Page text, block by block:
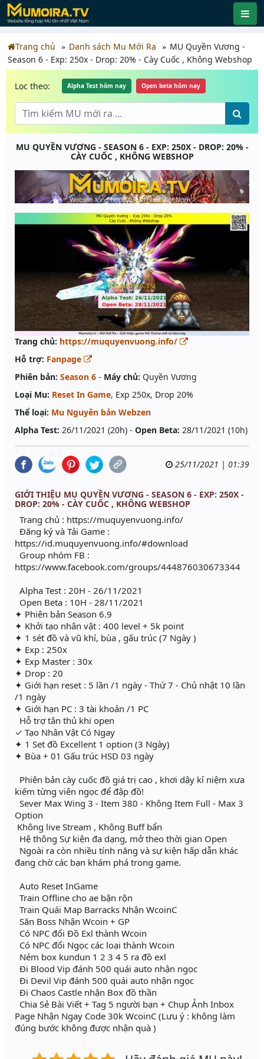
Trang chủ Danh sách Mu Mới Ra
MU Quyền Vương -
Season 6 - Exp: 250x - Drop: 20% - Cày Cuốc , Không Webshop
Lọc theo: Alpha Test hôm nay Open beta hôm nay
MU QUYỀN VƯƠNG - SEASON 6 - EXP: 250X - DROP: 20% -
CÀY CUỐC , KHÔNG WEBSHOP
Trang chủ: https://muquyenvuong.info/
Hỗ trợ: Fanpage
Phiên bản: Season 6 - Máy chủ: Quyền Vương
Loại Mu: Reset In Game, Exp 250x, Drop 20%
Thể loại: Mu Nguyên bản Webzen
Alpha Test: 26/11/2021 (20h) - Open Beta: 28/11/2021 (10h)
25/11/2021 | 01:39
GIỚI THIỆU MU QUYỀN VƯƠNG - SEASON 6 - EXP: 250X -
DROP: 20% - CÀY CUỐC , KHÔNG WEBSHOP
Trang chủ : https://muquyenvuong.info/
Đăng ký và Tải Game :
https://id.muquyenvuong.info/#download
Group nhóm FB :
https://www.facebook.com/groups/444876030673344
Alpha Test : 20H - 26/11/2021
Open Beta : 10H - 28/11/2021
✦ Phiên bản Season 6.9
✦ Khởi tạo nhân vật : 400 level + 5k point
✦ 1 sét đồ và vũ khí, bùa , gấu trúc (7 Ngày )
✦ Exp : 250x
✦ Exp Master : 30x
✦ Drop : 20
✦ Giới hạn reset : 5 lần /1 ngày - Thứ 7 - Chủ nhật 10 lần
/1 ngày
✦ Giới hạn PC : 3 tài khoản /1 PC
Hỗ trợ tân thủ khi open
✓ Tạo Nhân Vật Có Ngay
✦ 1 Set đồ Excellent 1 option (3 Ngày)
✦ Bùa + 01 Gấu trúc HSD 03 ngày
Phiên bản cày cuốc đồ giá trị cao , khơi dậy kỉ niệm xưa
kiếm từng viên ngọc để đập đồ!
Sever Max Wing 3 - Item 380 - Không Item Full - Max 3
Option
Không live Stream , Không Buff bẩn
Hệ thông Sự kiện đa dạng, mở theo thời gian Open
Ngoài ra còn nhiều tính năng và sự kiện hấp dẫn khác
đang chờ các bạn khám phá trong game.
Auto Reset InGame
Train Offline cho ae bận rộn
Train Quái Map Barracks Nhận WcoinC
Săn Boss Nhận Wcoin + GP
Có NPC đổi Đồ Exl thành Wcoin
Có NPC đổi Ngọc các loại thành Wcoin
Ném box kundun 1 2 3 4 5 ra đồ exl
Đi Blood Vip đánh 500 quái auto nhận ngọc
Đi Devil Vip đánh 500 quái auto nhận ngọc
Đi Chaos Castle nhận Box đồ thần
Chia Sẻ Bài Viết + Tag 5 người bạn + Chụp Ảnh Inbox
Page Nhận Ngay Code 30k WcoinC (Lưu ý : không làm
đúng bước không được nhận quà )